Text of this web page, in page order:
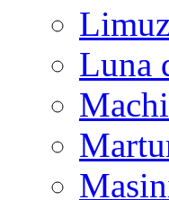
Luna